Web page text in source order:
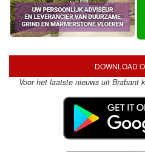
DOWNLOAD
Voor het laatste nieuws uit Brabant